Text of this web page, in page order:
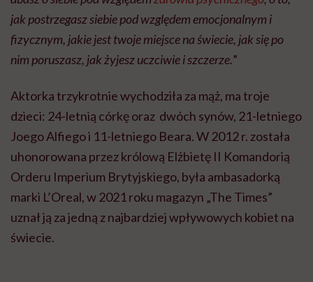
jak postrzegasz siebie pod względem emocjonalnym i
fizycznym, jakie jest twoje miejsce na świecie, jak się po
nim poruszasz, jak żyjesz uczciwie i szczerze.”
Aktorka trzykrotnie wychodziła za mąż, ma troje
dzieci: 24-letnią córkę oraz dwóch synów, 21-letniego
Joego Alfiego i 11-letniego Beara. W 2012 r. została
uhonorowana przez królową Elżbietę II Komandorią
Orderu Imperium Brytyjskiego, była ambasadorką
marki L’Oreal, w 2021 roku magazyn „The Times”
uznał ją za jedną z najbardziej wpływowych kobiet na
świecie.